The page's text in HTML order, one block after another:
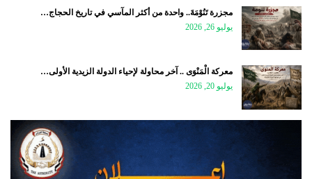
مجزرة تَنُوْمَةَ.. واحدة من أكثر المآسي في تاريخ الحجاج…
يوليو 26, 2026
معركة الْمَنْوَى .. آخر محاولة لإحياء الدولة الزيدية الأولى…
يوليو 20, 2026